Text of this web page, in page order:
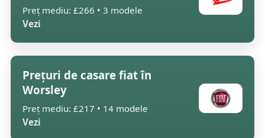
Preț mediu: £266 • 3 modele
Vezi
Prețuri de casare fiat în
Worsley
Preț mediu: £217 • 14 modele
Vezi